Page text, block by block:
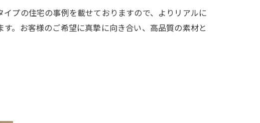
プの住宅の事例を載せておりますので、よりリアルに
。お客様のご希望に真摯に向き合い、高品質の素材と